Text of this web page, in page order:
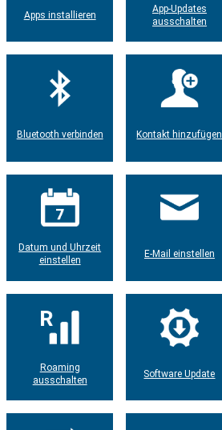
Apps installieren
App-Updates
ausschalten
Bluetooth verbinden Kontakt hinzufügen
Datum und Uhrzeit
einstellen
E-Mail einstellen
Roaming
ausschalten
Software Update